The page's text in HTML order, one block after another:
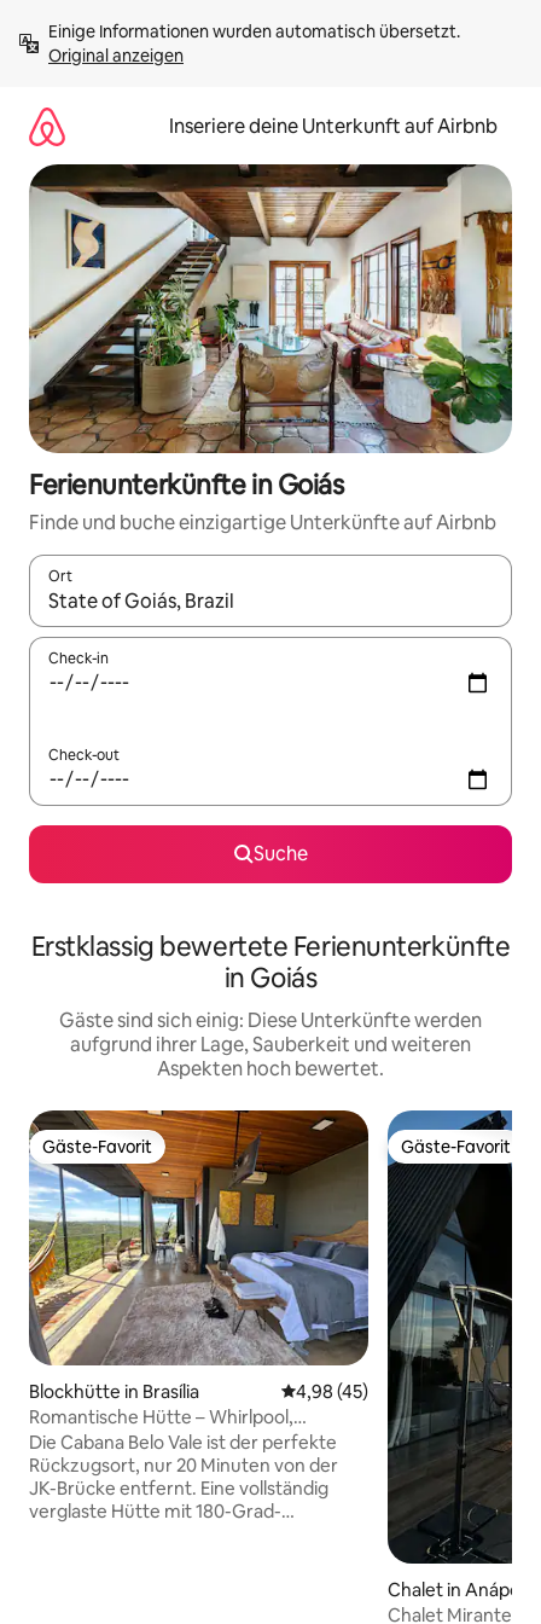
Inhalten
springenOriginal anzeigen
Inseriere deine Unterkunft auf Airbnb
Ferienunterkünfte in Goiás
Finde und buche einzigartige Unterkünfte auf Airbnb
Ort
Wenn Ergebnisse verfügbar sind, navigiere mit den
Check-in
Check-out
Suche
Erstklassig bewertete Ferienunterkünfte
in Goiás
Gäste sind sich einig: Diese Unterkünfte werden
aufgrund ihrer Lage, Sauberkeit und weiteren
Aspekten hoch bewertet.
Gäste-Favorit
Gäste-Favorit
Blockhütte in Brasília Durchschnittliche Bewertung:
4,98 (45)
Romantische Hütte – Whirlpool,
Hydromassage und private Sauna
Die Cabana Belo Vale ist der perfekte
Rückzugsort, nur 20 Minuten von der
JK-Brücke entfernt. Eine vollständig
verglaste Hütte mit 180-Grad-
Gäste-Favorit
Gäste-Favorit
Chalet in Anápolis
Chalet Mirante do